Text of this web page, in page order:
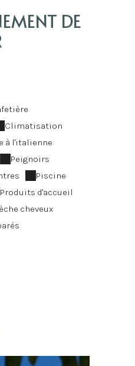
DE
Climatisation
à l'italienne
Peignoirs
Piscine
Produits d'accueil
cheveux